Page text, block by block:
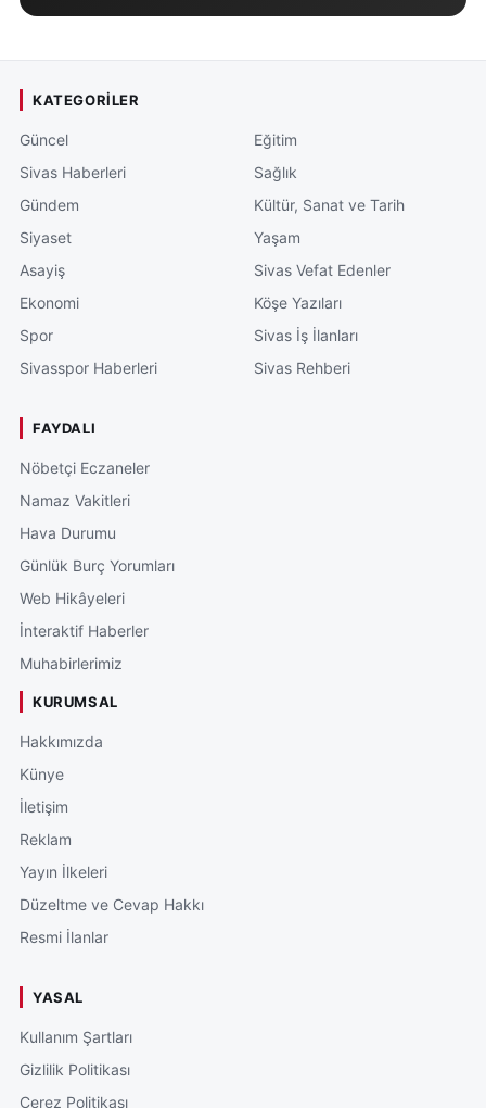
KATEGORILER
Güncel
Sivas Haberleri
Gündem
Siyaset
Asayiş
Ekonomi
Spor
Sivasspor Haberleri
Eğitim
Sağlık
Kültür, Sanat ve Tarih
Yaşam
Sivas Vefat Edenler
Köşe Yazıları
Sivas İş İlanları
Sivas Rehberi
FAYDALI
Nöbetçi Eczaneler
Namaz Vakitleri
Hava Durumu
Günlük Burç Yorumları
Web Hikâyeleri
İnteraktif Haberler
Muhabirlerimiz
KURUMSAL
Hakkımızda
Künye
İletişim
Reklam
Yayın İlkeleri
Düzeltme ve Cevap Hakkı
Resmi İlanlar
YASAL
Kullanım Şartları
Gizlilik Politikası
Çerez Politikası